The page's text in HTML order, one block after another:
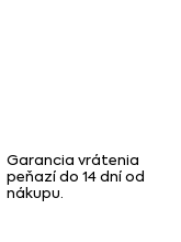
Garancia vrátenia
peňazí do 14 dní od
nákupu.